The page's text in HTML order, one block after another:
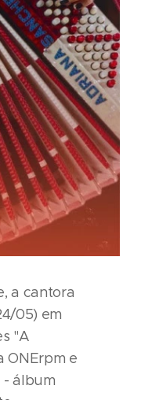
a cantora
05) em
"A
ONErpm e
- álbum